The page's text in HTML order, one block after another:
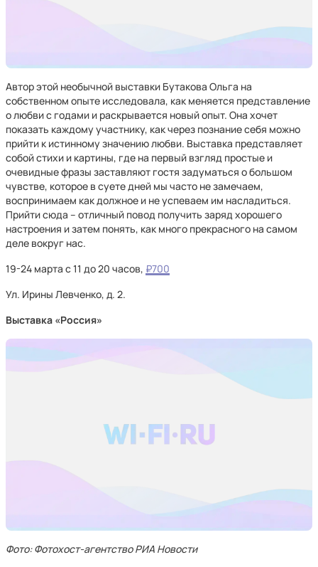
Автор этой необычной выставки Бутакова Ольга на
собственном опыте исследовала, как меняется представление
о любви с годами и раскрывается новый опыт. Она хочет
показать каждому участнику, как через познание себя можно
прийти к истинному значению любви. Выставка представляет
собой стихи и картины, где на первый взгляд простые и
очевидные фразы заставляют гостя задуматься о большом
чувстве, которое в суете дней мы часто не замечаем,
воспринимаем как должное и не успеваем им насладиться.
Прийти сюда – отличный повод получить заряд хорошего
настроения и затем понять, как много прекрасного на самом
деле вокруг нас.
19-24 марта с 11 до 20 часов, ₽700
Ул. Ирины Левченко, д. 2.
Выставка «Россия»
Фото: Фотохост-агентство РИА Новости